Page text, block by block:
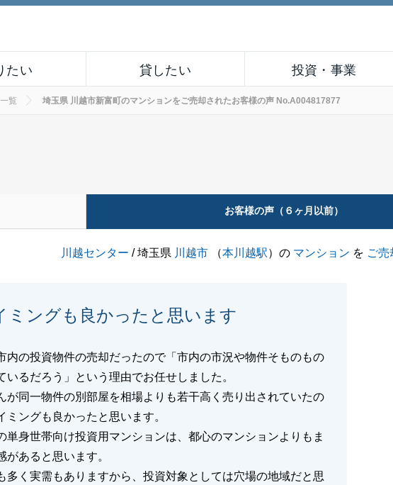
たい 貸したい 投資・事業
覧 埼玉県 川越市新富町のマンションをご売却されたお客様の声 No.A004817877
お客様の声（６ヶ月以前）
川越センター / 埼玉県 川越市 （本川越駅）の マンション を ご売
ミングも良かったと思います
内の投資物件の売却だったので「市内の市況や物件そものもの
いるだろう」という理由でお任せしました。
が同一物件の別部屋を相場よりも若干高く売り出されていたの
ミングも良かったと思います。
単身世帯向け投資用マンションは、都心のマンションよりもま
があると思います。
多く実需もありますから、投資対象としては穴場の地域だと思